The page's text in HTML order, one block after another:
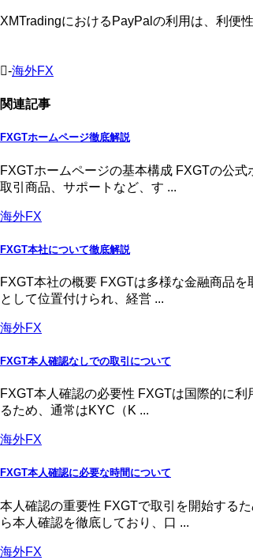
XMTradingにおけるPayPalの利用は、利便
-海外FX
関連記事
FXGTホームページ徹底解説
FXGTホームページの基本構成 FXGTの公
取引商品、サポートなど、す ...
海外FX
FXGT本社について徹底解説
FXGT本社の概要 FXGTは多様な金融商品
として位置付けられ、経営 ...
海外FX
FXGT本人確認なしでの取引について
FXGT本人確認の必要性 FXGTは国際的に
るため、通常はKYC（K ...
海外FX
FXGT本人確認に必要な時間について
本人確認の重要性 FXGTで取引を開始する
ら本人確認を徹底しており、口 ...
海外FX